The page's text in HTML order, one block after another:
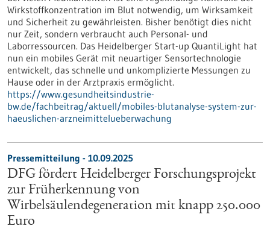
Wirkstoffkonzentration im Blut notwendig, um Wirksamkeit
und Sicherheit zu gewährleisten. Bisher benötigt dies nicht
nur Zeit, sondern verbraucht auch Personal- und
Laborressourcen. Das Heidelberger Start-up QuantiLight hat
nun ein mobiles Gerät mit neuartiger Sensortechnologie
entwickelt, das schnelle und unkomplizierte Messungen zu
Hause oder in der Arztpraxis ermöglicht.
https://www.gesundheitsindustrie-
bw.de/fachbeitrag/aktuell/mobiles-blutanalyse-system-zur-
haeuslichen-arzneimittelueberwachung
Pressemitteilung - 10.09.2025
DFG fördert Heidelberger Forschungsprojekt
zur Früherkennung von
Wirbelsäulendegeneration mit knapp 250.000
Euro